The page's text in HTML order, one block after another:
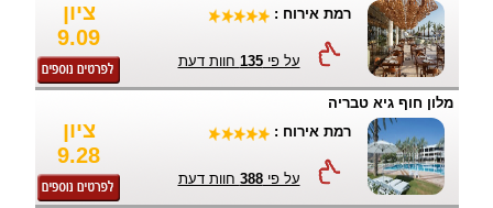
ציון
9.09
רמת אירוח :
על פי135 חוות דעת
מלון חוף גיא טבריה
ציון
9.28
רמת אירוח :
על פי388 חוות דעת